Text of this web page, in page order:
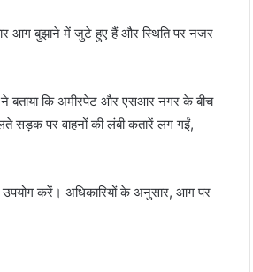
आग बुझाने में जुटे हुए हैं और स्थिति पर नजर
ने बताया कि अमीरपेट और एसआर नगर के बीच
सड़क पर वाहनों की लंबी कतारें लग गईं,
उपयोग करें। अधिकारियों के अनुसार, आग पर